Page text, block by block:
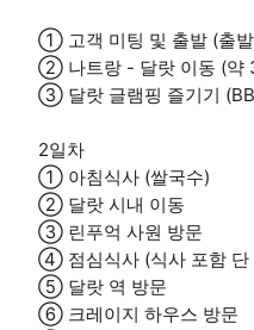
① 고객 미팅 및 출발 (출
② 나트랑 - 달랏 이동 (약
③ 달랏 글램핑 즐기기
2일차
① 아침식사 (쌀국수)
② 달랏 시내 이동
③ 린푸억 사원 방문
④ 점심식사 (식사 포함 단
⑤ 달랏 역 방문
⑥ 크레이지 하우스 방문